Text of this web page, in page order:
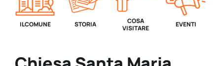
IL COMUNE STORIA
COSA
VISITARE
EVENTI